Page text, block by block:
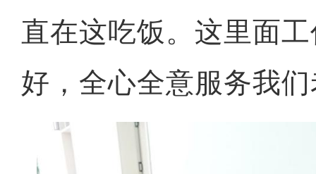
直在这吃饭。这里面
好，全心全意服务我们